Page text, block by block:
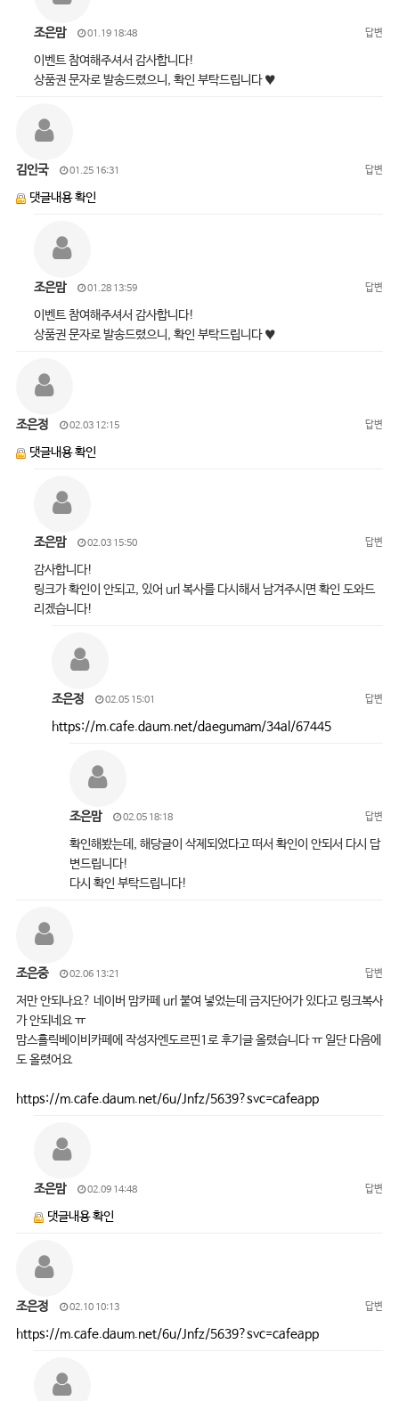
조은맘 01.19 18:48 답변
이벤트 참여해주셔서 감사합니다!
상품권 문자로 발송드렸으니, 확인 부탁드립니다 ♥
김인국 01.25 16:31 답변
댓글내용 확인
조은맘 01.28 13:59 답변
이벤트 참여해주셔서 감사합니다!
상품권 문자로 발송드렸으니, 확인 부탁드립니다 ♥
조은정 02.03 12:15 답변
댓글내용 확인
조은맘 02.03 15:50 답변
감사합니다!
링크가 확인이 안되고, 있어 url 복사를 다시해서 남겨주시면 확인 도와드
리겠습니다!
조은정 02.05 15:01 답변
https://m.cafe.daum.net/daegumam/34al/67445
조은맘 02.05 18:18 답변
확인해봤는데, 해당글이 삭제되었다고 떠서 확인이 안되서 다시 답
변드립니다!
다시 확인 부탁드립니다!
조은중 02.06 13:21 답변
저만 안되나요? 네이버 맘카페 url 붙여 넣었는데 금지단어가 있다고 링크복사
가 안되네요 ㅠ
맘스홀릭베이비카페에 작성자엔도르핀1로 후기글 올렸습니다 ㅠ 일단 다음에
도 올렸어요
https://m.cafe.daum.net/6u/Jnfz/5639?svc=cafeapp
조은맘 02.09 14:48 답변
댓글내용 확인
조은정 02.10 10:13 답변
https://m.cafe.daum.net/6u/Jnfz/5639?svc=cafeapp